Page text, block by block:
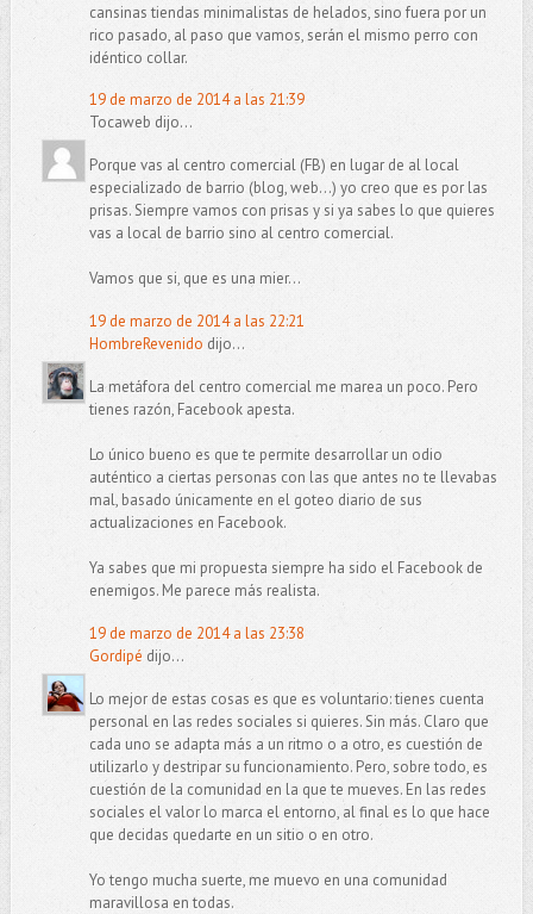
cansinas tiendas minimalistas de helados, sino fuera por un
rico pasado, al paso que vamos, serán el mismo perro con
idéntico collar.
19 de marzo de 2014 a las 21:39
Tocaweb dijo...
Porque vas al centro comercial (FB) en lugar de al local
especializado de barrio (blog, web...) yo creo que es por las
prisas. Siempre vamos con prisas y si ya sabes lo que quieres
vas a local de barrio sino al centro comercial.
Vamos que si, que es una mier...
19 de marzo de 2014 a las 22:21
HombreRevenido dijo...
La metáfora del centro comercial me marea un poco. Pero
tienes razón, Facebook apesta.
Lo único bueno es que te permite desarrollar un odio
auténtico a ciertas personas con las que antes no te llevabas
mal, basado únicamente en el goteo diario de sus
actualizaciones en Facebook.
Ya sabes que mi propuesta siempre ha sido el Facebook de
enemigos. Me parece más realista.
19 de marzo de 2014 a las 23:38
Gordipé dijo...
Lo mejor de estas cosas es que es voluntario: tienes cuenta
personal en las redes sociales si quieres. Sin más. Claro que
cada uno se adapta más a un ritmo o a otro, es cuestión de
utilizarlo y destripar su funcionamiento. Pero, sobre todo, es
cuestión de la comunidad en la que te mueves. En las redes
sociales el valor lo marca el entorno, al final es lo que hace
que decidas quedarte en un sitio o en otro.
Yo tengo mucha suerte, me muevo en una comunidad
maravillosa en todas.